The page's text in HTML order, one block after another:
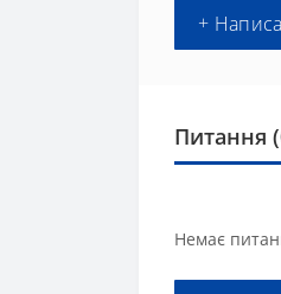
+
Питання
Немає